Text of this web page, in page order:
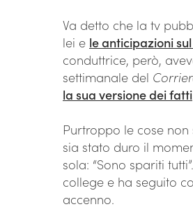
Va detto che la tv
lei e le anticipazioni
conduttrice, però,
settimanale del
la sua versione dei fatti
Purtroppo le cose non
sia stato duro il
sola: “Sono spariti
college e ha seguito
accenno.